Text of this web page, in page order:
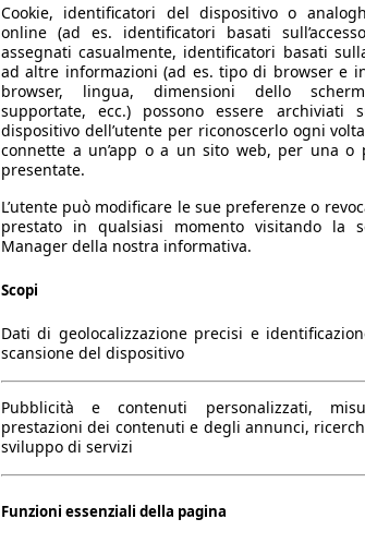
Cookie, identificatori del dispositivo o
online (ad es. identificatori basati
assegnati casualmente, identificatori basati
ad altre informazioni (ad es. tipo di browser e
browser, lingua, dimensioni dello
supportate, ecc.) possono essere
dispositivo dell’utente per riconoscerlo ogni
connette a un’app o a un sito web, per una o
presentate.
L’utente può modificare le sue preferenze o
prestato in qualsiasi momento visitando la
Manager della nostra informativa.
Scopi
Dati di geolocalizzazione precisi e
scansione del dispositivo
Pubblicità e contenuti personalizzati,
prestazioni dei contenuti e degli annunci,
sviluppo di servizi
Funzioni essenziali della pagina